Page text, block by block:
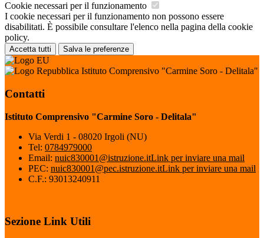
Cookie necessari per il funzionamento
I cookie necessari per il funzionamento non possono essere
disabilitati. È possibile consultare l'elenco nella pagina della cookie
policy.
Accetta tutti Salva le preferenze
Istituto Comprensivo "Carmine Soro - Delitala"
Contatti
Istituto Comprensivo "Carmine Soro - Delitala"
Via Verdi 1 - 08020 Irgoli (NU)
Tel: 0784979000
Email: nuic830001@istruzione.itLink per inviare una mail
PEC: nuic830001@pec.istruzione.itLink per inviare una mail
C.F.: 93013240911
Sezione Link Utili